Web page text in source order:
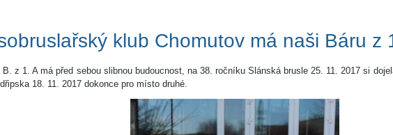
klub Chomutov má naši Báru z
B. z 1. A má před sebou slibnou budoucnost, na 38. ročníku Slánská brusle 25. 11. 2017 si
18. 11. 2017 dokonce pro místo druhé.